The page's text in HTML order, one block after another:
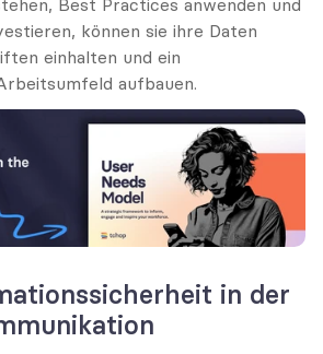
können sie ihre Daten
einhalten und ein
aufbauen.
in der